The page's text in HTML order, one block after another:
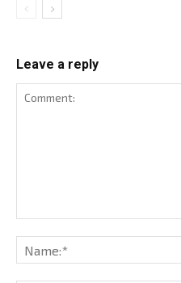
Leave a reply